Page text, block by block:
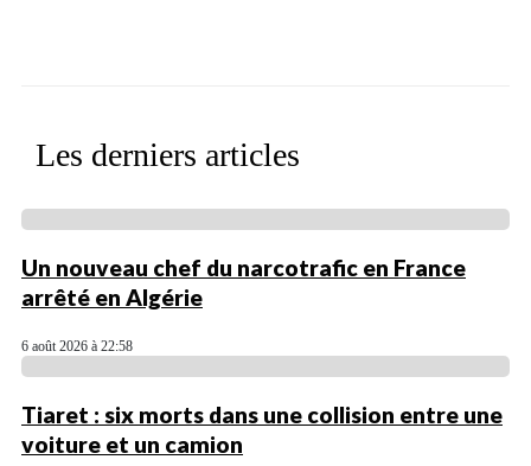
Les derniers articles
Un nouveau chef du narcotrafic en France
arrêté en Algérie
6 août 2026 à 22:58
Tiaret : six morts dans une collision entre une
voiture et un camion